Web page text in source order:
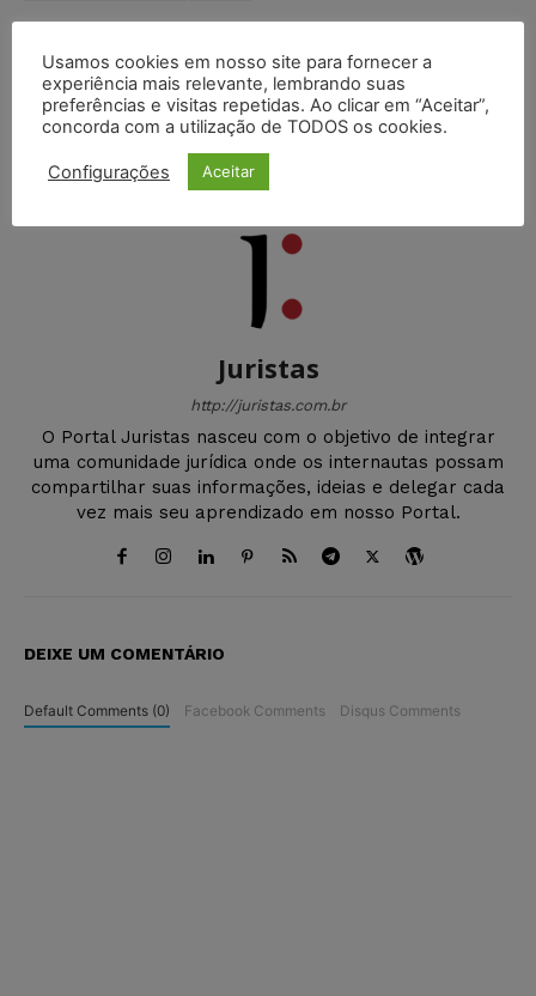
Artigo anterior
O que é Europass?
Próximo artigo
Modelo para Defesa e
Recursos de Multas de
Trânsito em 1ª e 2ª
Instâncias
Juristas
http://juristas.com.br
O Portal Juristas nasceu com o objetivo de integrar
uma comunidade jurídica onde os internautas possam
compartilhar suas informações, ideias e delegar cada
vez mais seu aprendizado em nosso Portal.
DEIXE UM COMENTÁRIO
Default Comments (0) Facebook Comments Disqus Comments
Usamos cookies em nosso site para fornecer a
experiência mais relevante, lembrando suas
preferências e visitas repetidas. Ao clicar em “Aceitar”,
concorda com a utilização de TODOS os cookies.
Configurações Aceitar